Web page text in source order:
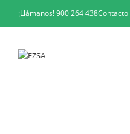
¡Llámanos!900 264 438